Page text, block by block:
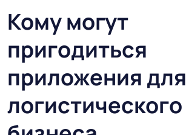
Кому могут
пригодиться
приложения для
логистического